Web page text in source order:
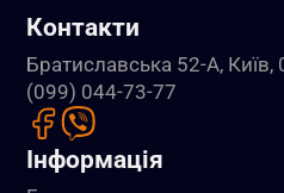
Контакти
Братиславська 52-А, Київ,
(099) 044-73-77
Інформація